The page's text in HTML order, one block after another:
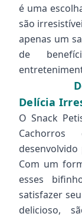
é uma
são
apenas um
de
Delícia
O Snack
Com um
esses
satisfazer
delicioso,